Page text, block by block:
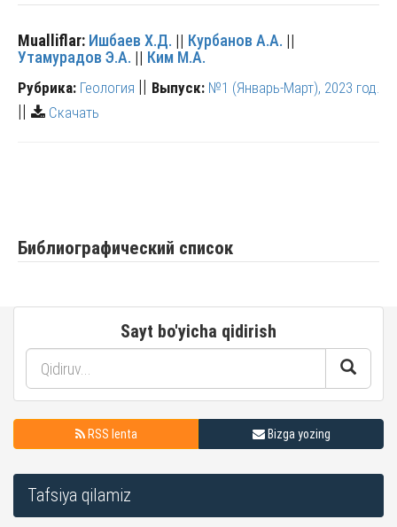
Mualliflar: Ишбаев Х.Д. || Курбанов А.А. ||
Утамурадов Э.А. || Ким М.А.
Рубрика: Геология || Выпуск: №1 (Январь-Март), 2023 год.
|| Скачать
Библиографический список
Sayt bo'yicha qidirish
RSS lenta Bizga yozing
Tafsiya qilamiz